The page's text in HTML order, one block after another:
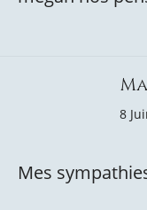
8
Mes